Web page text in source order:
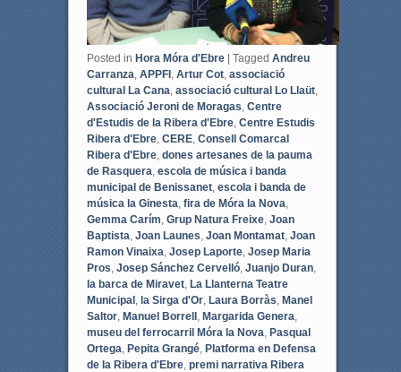
Posted in Hora Móra d'Ebre | Tagged Andreu
Carranza APPFI, Artur Cot, associació
cultural La Cana associació cultural Lo Llaüt,
Associació Jeroni de Moragas Centre
d'Estudis de la Ribera d'Ebre, Centre Estudis
Ribera d'Ebre, CERE, Consell Comarcal
Ribera d'Ebre, dones artesanes de la pauma
de Rasquera escola de música i banda
municipal de Benissanet, escola i banda de
música la Ginesta fira de Móra la Nova
Gemma Carím Grup Natura Freixe, Joan
Baptista Joan Launes Joan Montamat, Joan
Ramon Vinaixa Josep Laporte, Josep Maria
Pros Josep Sánchez Cervelló, Juanjo Duran,
la barca de Miravet, La Llanterna Teatre
Municipal, la Sirga d'Or, Laura Borràs Manel
Saltor, Manuel Borrell, Margarida Genera
museu del ferrocarril Móra la Nova Pasqual
Ortega Pepita Grangé, Platforma en Defensa
de la Ribera d'Ebre, premi narrativa Ribera